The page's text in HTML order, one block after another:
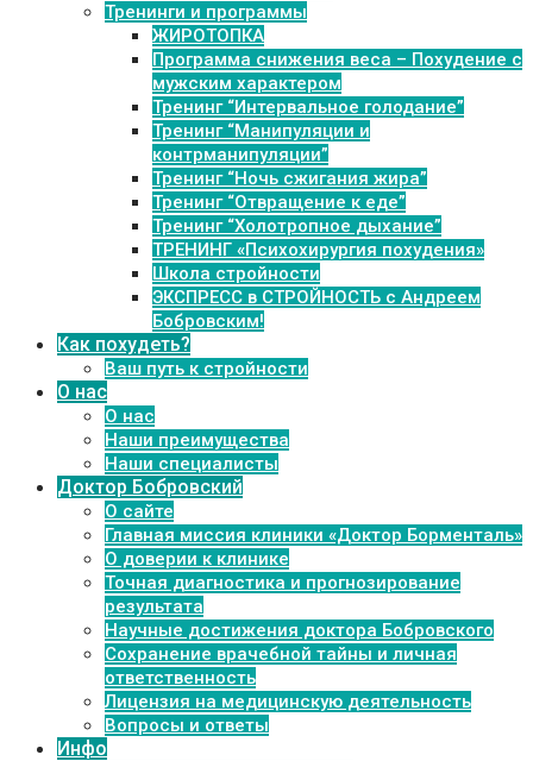
Тренинги и программы
ЖИРОТОПКА
Программа снижения веса – Похудение с
мужским характером
Тренинг “Интервальное голодание”
Тренинг “Манипуляции и
контрманипуляции”
Тренинг “Ночь сжигания жира”
Тренинг “Отвращение к еде”
Тренинг “Холотропное дыхание”
ТРЕНИНГ «Психохирургия похудения»
Школа стройности
ЭКСПРЕСС в СТРОЙНОСТЬ с Андреем
Бобровским!
Как похудеть?
Ваш путь к стройности
О нас
О нас
Наши преимущества
Наши специалисты
Доктор Бобровский
О сайте
Главная миссия клиники «Доктор Борменталь»
О доверии к клинике
Точная диагностика и прогнозирование
результата
Научные достижения доктора Бобровского
Сохранение врачебной тайны и личная
ответственность
Лицензия на медицинскую деятельность
Вопросы и ответы
Инфо